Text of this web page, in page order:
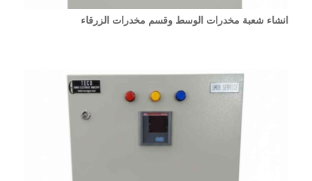
انشاء شعبة مخدرات الوسط وقسم مخدرات الزرقاء